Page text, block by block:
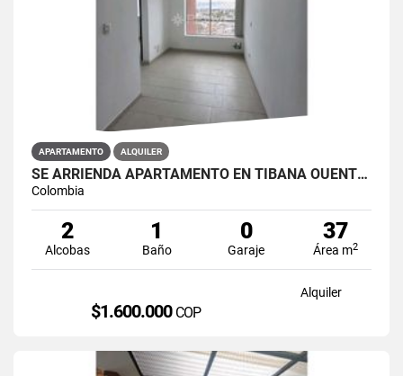
APARTAMENTO ALQUILER
SE ARRIENDA APARTAMENTO EN TIBANA OUENTE ARANDA CONJUNTO OPORTO
Colombia
2
Alcobas
1
Baño
0
Garaje
37
Área m2
Alquiler
$1.600.000 COP